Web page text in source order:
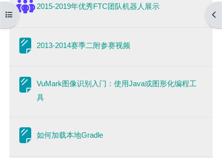
打开课程索引 打
2015-2019年优秀FTC团队机器人展示
2013-2014赛季二附参赛视频
VuMark图像识别入门：使用Java或图形化编程工
具网页
如何加载本地Gradle网页